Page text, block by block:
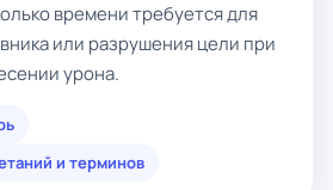
времени требуется для
или разрушения цели при
урона.
и терминов